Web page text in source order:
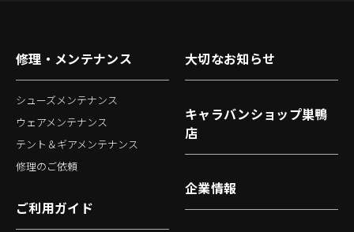
修理・メンテナンス
シューズメンテナンス
ウェアメンテナンス
テント＆ギアメンテナンス
修理のご依頼
ご利用ガイド
大切なお知らせ
キャラバンショップ巣鴨
店
企業情報